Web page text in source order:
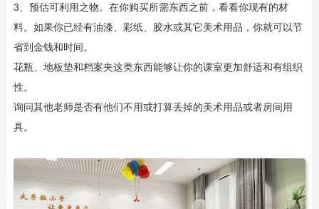
3、预估可利用之物。在你购买所需东西之前，看看你现有的材
料。如果你已经有油漆、彩纸、胶水或其它美术用品，你就可以节
省到金钱和时间。
花瓶、地板垫和档案夹这类东西能够让你的课室更加舒适和有组织
性。
询问其他老师是否有他们不用或打算丢掉的美术用品或者房间用
具。